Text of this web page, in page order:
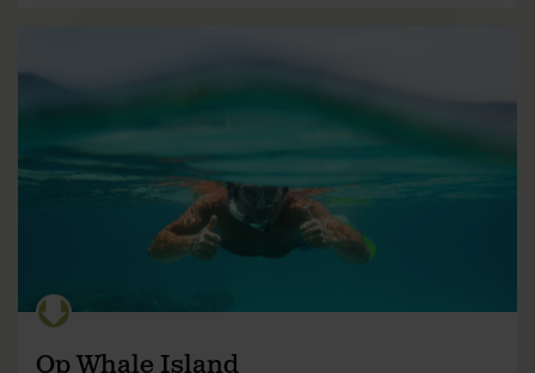
Op Whale Island